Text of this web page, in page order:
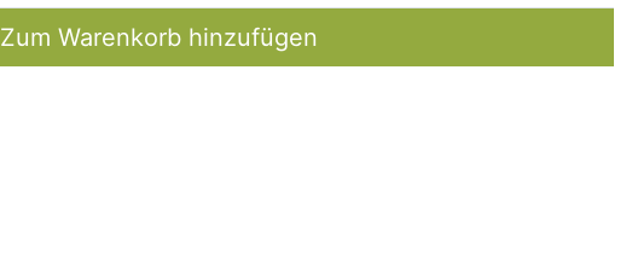
Zum Warenkorb hinzufügen